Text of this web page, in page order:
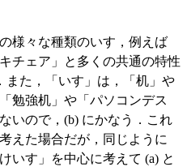
様々な種類のいす，例えば
チェア」と多くの共通の特性
また，「いす」は，「机」や
勉強机」や「パソコンデス
いので，(b) にかなう．これ
えた場合だが，同じように
いす」を中心に考えて (a) と